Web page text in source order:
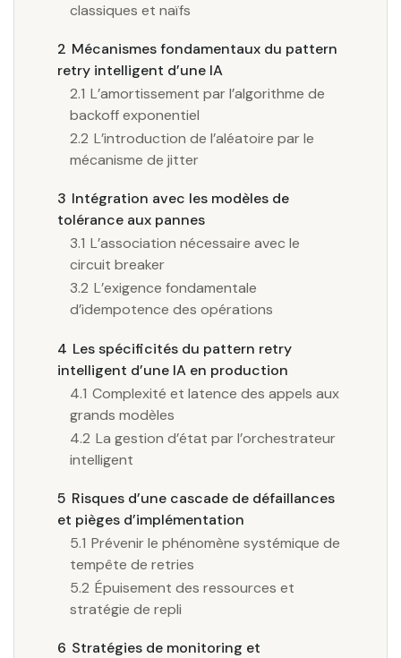
classiques et naïfs
2 Mécanismes fondamentaux du pattern
retry intelligent d’une IA
2.1 L’amortissement par l’algorithme de
backoff exponentiel
2.2 L’introduction de l’aléatoire par le
mécanisme de jitter
3 Intégration avec les modèles de
tolérance aux pannes
3.1 L’association nécessaire avec le
circuit breaker
3.2 L’exigence fondamentale
d’idempotence des opérations
4 Les spécificités du pattern retry
intelligent d’une IA en production
4.1 Complexité et latence des appels aux
grands modèles
4.2 La gestion d’état par l’orchestrateur
intelligent
5 Risques d’une cascade de défaillances
et pièges d’implémentation
5.1 Prévenir le phénomène systémique de
tempête de retries
5.2 Épuisement des ressources et
stratégie de repli
6 Stratégies de monitoring et